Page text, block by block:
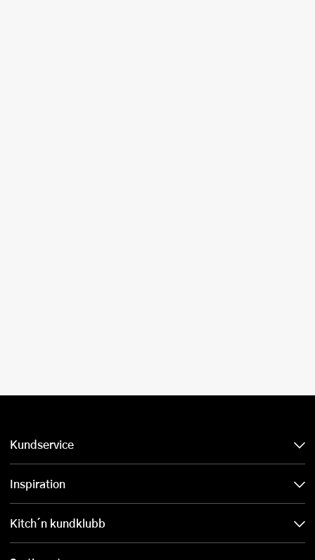
Kundservice
Inspiration
Kitch´n kundklubb